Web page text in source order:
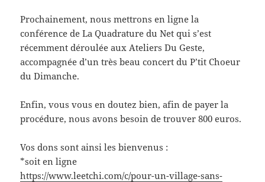
Prochainement, nous mettrons en ligne la
conférence de La Quadrature du Net qui s’est
récemment déroulée aux Ateliers Du Geste,
accompagnée d’un très beau concert du P’tit Choeur
du Dimanche.
Enfin, vous vous en doutez bien, afin de payer la
procédure, nous avons besoin de trouver 800 euros.
Vos dons sont ainsi les bienvenus :
*soit en ligne
https://www.leetchi.com/c/pour-un-village-sans-